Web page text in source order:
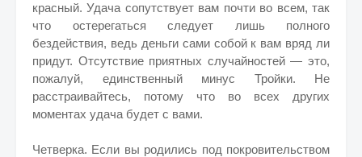
красный. Удача сопутствует вам почти во всем, так
что остерегаться следует лишь полного
бездействия, ведь деньги сами собой к вам вряд ли
придут. Отсутствие приятных случайностей — это,
пожалуй, единственный минус Тройки. Не
расстраивайтесь, потому что во всех других
моментах удача будет с вами.
Четверка. Если вы родились под покровительством